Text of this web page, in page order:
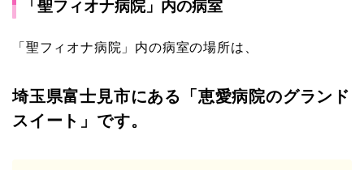
「聖フィオナ病院」内の病室
「聖フィオナ病院」内の病室の場所は、
埼玉県富士見市にある「恵愛病院のグランド
スイート」です。